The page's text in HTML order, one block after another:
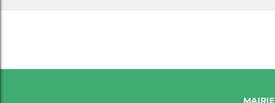
MAIRIE